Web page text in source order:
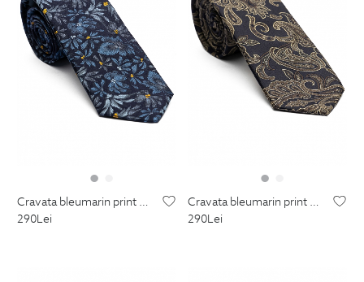
cravata bleumarin print floral
290Lei
cravata bleumarin print floral
290Lei